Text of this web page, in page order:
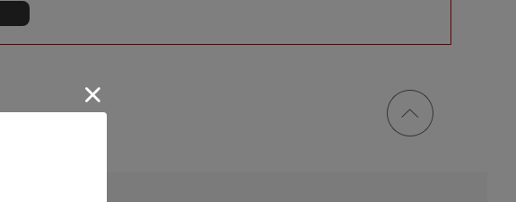
ページ
トップ